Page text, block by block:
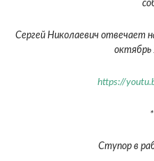
Сергей Николаевич отвечает
октябрь
https://
Ступор в